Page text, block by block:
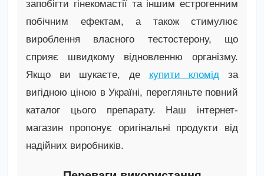
запобігти гінекомастії та іншим естрогенним
побічним ефектам, а також стимулює
вироблення власного тестостерону, що
сприяє швидкому відновленню організму.
Якщо ви шукаєте, де купити кломід за
вигідною ціною в Україні, перегляньте повний
каталог цього препарату. Наш інтернет-
магазин пропонує оригінальні продукти від
надійних виробників.